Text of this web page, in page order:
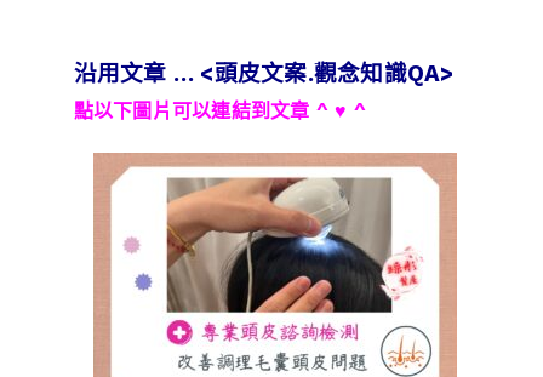
沿用文章 … <頭皮文案.觀念知識QA>
點以下圖片可以連結到文章 ^ ♥ ^